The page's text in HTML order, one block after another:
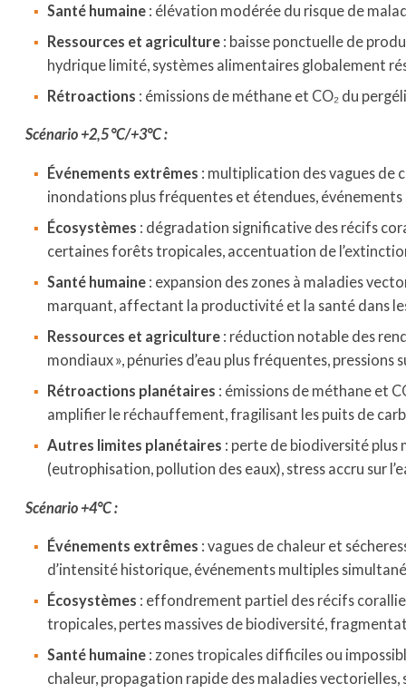
Santé humaine : élévation modérée du risque de
Ressources et agriculture : baisse ponctuelle de
hydrique limité, systèmes alimentaires globalement
Rétroactions : émissions de méthane et CO₂ du
Scénario +2,5 °C/+3°C :
Événements extrêmes : multiplication des vagues de
inondations plus fréquentes et étendues,
Écosystèmes : dégradation significative des récifs
certaines forêts tropicales, accentuation de
Santé humaine : expansion des zones à maladies
marquant, affectant la productivité et la santé dans
Ressources et agriculture : réduction notable des
mondiaux », pénuries d’eau plus fréquentes,
Rétroactions planétaires : émissions de méthane et
amplifier le réchauffement, fragilisant les puits de
Autres limites planétaires : perte de biodiversité plus
(eutrophisation, pollution des eaux), stress accru sur
Scénario +4°C :
Événements extrêmes : vagues de chaleur et
d’intensité historique, événements multiples
Écosystèmes : effondrement partiel des récifs
tropicales, pertes massives de biodiversité,
Santé humaine : zones tropicales difficiles ou
chaleur, propagation rapide des maladies